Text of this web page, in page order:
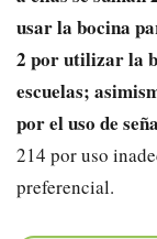
usar la bocina
2 por utilizar la
escuelas;
por el uso de
214 por uso
preferencial.